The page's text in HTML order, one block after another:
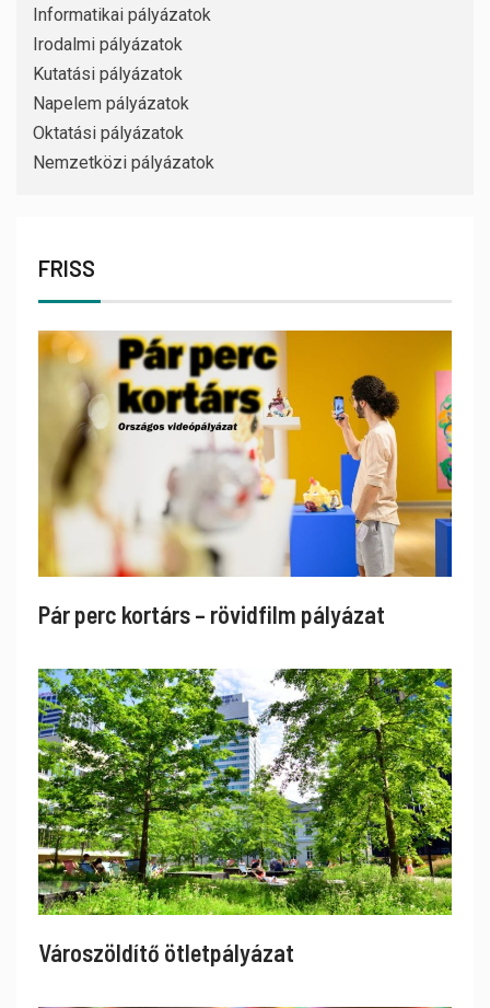
Informatikai pályázatok
Irodalmi pályázatok
Kutatási pályázatok
Napelem pályázatok
Oktatási pályázatok
Nemzetközi pályázatok
FRISS
Pár perc kortárs – rövidfilm pályázat
Városzöldítő ötletpályázat